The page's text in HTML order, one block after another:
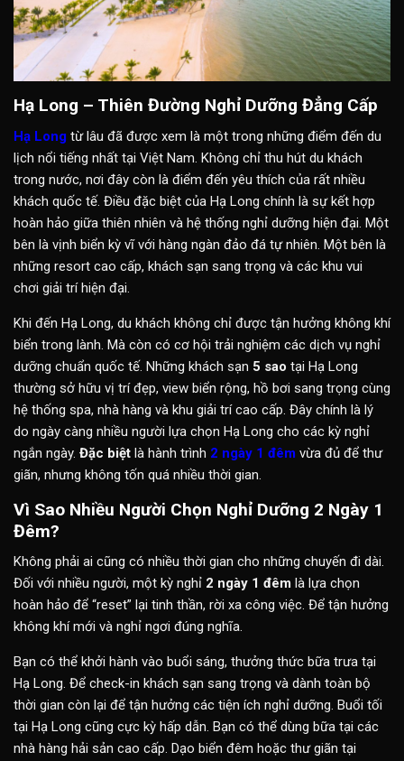
Hạ Long – Thiên Đường Nghỉ Dưỡng Đẳng Cấp
Hạ Long từ lâu đã được xem là một trong những điểm đến du
lịch nổi tiếng nhất tại Việt Nam. Không chỉ thu hút du khách
trong nước, nơi đây còn là điểm đến yêu thích của rất nhiều
khách quốc tế. Điều đặc biệt của Hạ Long chính là sự kết hợp
hoàn hảo giữa thiên nhiên và hệ thống nghỉ dưỡng hiện đại. Một
bên là vịnh biển kỳ vĩ với hàng ngàn đảo đá tự nhiên. Một bên là
những resort cao cấp, khách sạn sang trọng và các khu vui
chơi giải trí hiện đại.
Khi đến Hạ Long, du khách không chỉ được tận hưởng không khí
biển trong lành. Mà còn có cơ hội trải nghiệm các dịch vụ nghỉ
dưỡng chuẩn quốc tế. Những khách sạn 5 sao tại Hạ Long
thường sở hữu vị trí đẹp, view biển rộng, hồ bơi sang trọng cùng
hệ thống spa, nhà hàng và khu giải trí cao cấp. Đây chính là lý
do ngày càng nhiều người lựa chọn Hạ Long cho các kỳ nghỉ
ngắn ngày. Đặc biệt là hành trình 2 ngày 1 đêm vừa đủ để thư
giãn, nhưng không tốn quá nhiều thời gian.
Vì Sao Nhiều Người Chọn Nghỉ Dưỡng 2 Ngày 1
Đêm?
Không phải ai cũng có nhiều thời gian cho những chuyến đi dài.
Đối với nhiều người, một kỳ nghỉ 2 ngày 1 đêm là lựa chọn
hoàn hảo để “reset” lại tinh thần, rời xa công việc. Để tận hưởng
không khí mới và nghỉ ngơi đúng nghĩa.
Bạn có thể khởi hành vào buổi sáng, thưởng thức bữa trưa tại
Hạ Long. Để check-in khách sạn sang trọng và dành toàn bộ
thời gian còn lại để tận hưởng các tiện ích nghỉ dưỡng. Buổi tối
tại Hạ Long cũng cực kỳ hấp dẫn. Bạn có thể dùng bữa tại các
nhà hàng hải sản cao cấp. Dạo biển đêm hoặc thư giãn tại